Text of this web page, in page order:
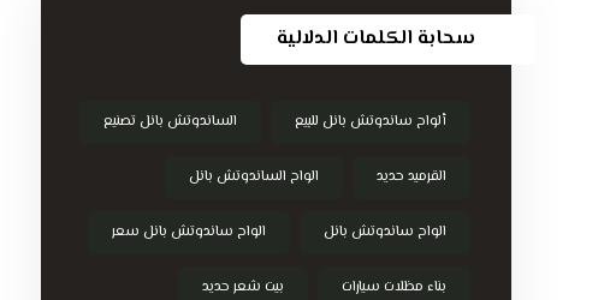
سحابة الكلمات الدلالية
ألواح ساندوتش بانل للبيع الساندوتش بانل تصنيع
القرميد حديد الواح الساندوتش بانل
الواح ساندوتش بانل الواح ساندوتش بانل سعر
بناء مظلات سيارات بيت شعر حديد